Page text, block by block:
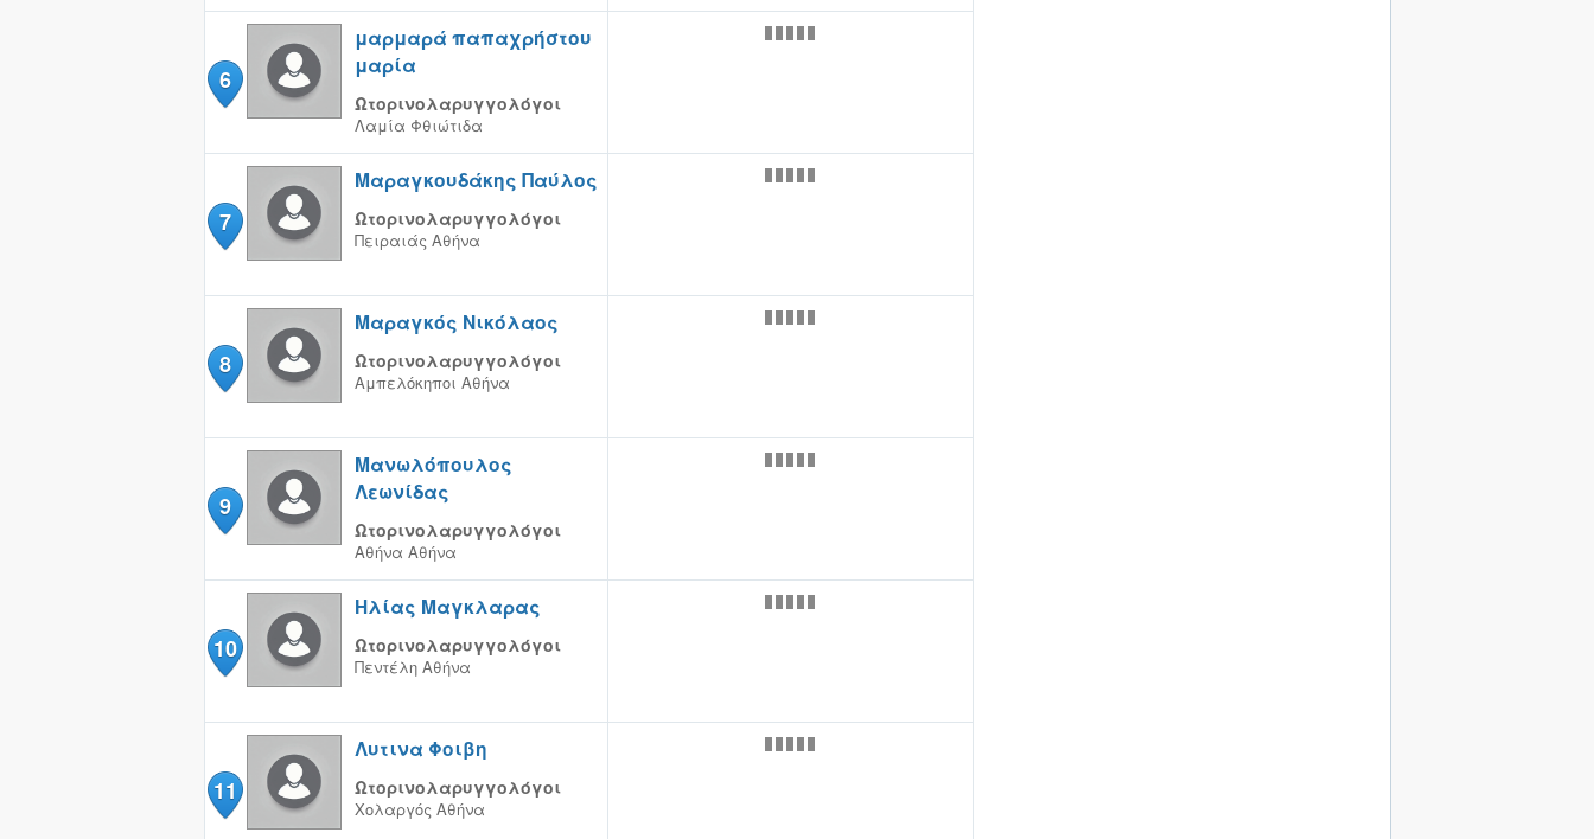
6
μαρμαρά παπαχρήστου
μαρία
Ωτορινολαρυγγολόγοι
Λαμία Φθιώτιδα
7
Μαραγκουδάκης Παύλος
Ωτορινολαρυγγολόγοι
Πειραιάς Αθήνα
8
Μαραγκός Νικόλαος
Ωτορινολαρυγγολόγοι
Αμπελόκηποι Αθήνα
9
Μανωλόπουλος
Λεωνίδας
Ωτορινολαρυγγολόγοι
Αθήνα Αθήνα
10
Ηλίας Μαγκλαρας
Ωτορινολαρυγγολόγοι
Πεντέλη Αθήνα
11
Λυτινα Φοιβη
Ωτορινολαρυγγολόγοι
Χολαργός Αθήνα